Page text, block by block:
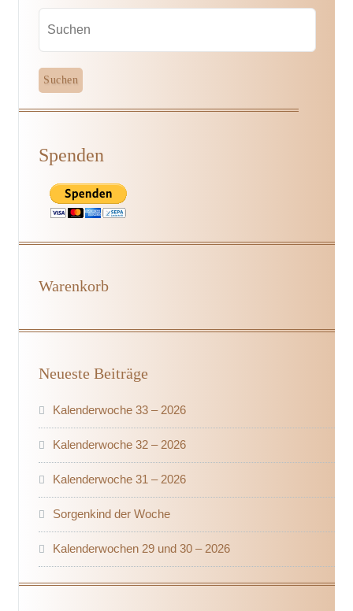
Spenden
Warenkorb
Neueste Beiträge
Kalenderwoche 33 – 2026
Kalenderwoche 32 – 2026
Kalenderwoche 31 – 2026
Sorgenkind der Woche
Kalenderwochen 29 und 30 – 2026